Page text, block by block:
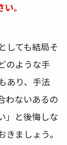
。
しても結局そ
のような手
あり、手法
わないあるの
」と後悔しな
ましょう。